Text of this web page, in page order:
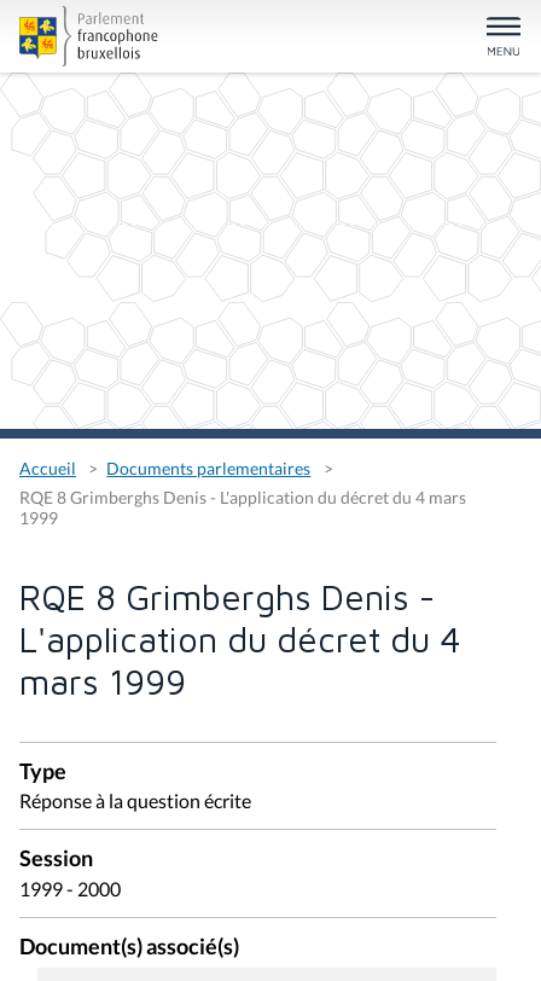
Accueil
Documents parlementaires
RQE 8 Grimberghs Denis - L'application du décret du 4 mars
1999
RQE 8 Grimberghs Denis -
L'application du décret du 4
mars 1999
Type
Réponse à la question écrite
Session
1999 - 2000
Document(s) associé(s)